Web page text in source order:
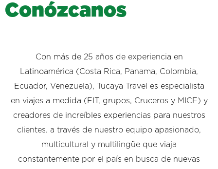
Conózcanos
Con más de 25 años de experiencia en
Latinoamérica (Costa Rica, Panama, Colombia,
Ecuador, Venezuela), Tucaya Travel es especialista
en viajes a medida (FIT, grupos, Cruceros y MICE) y
creadores de increíbles experiencias para nuestros
clientes. a través de nuestro equipo apasionado,
multicultural y multilingüe que viaja
constantemente por el país en busca de nuevas